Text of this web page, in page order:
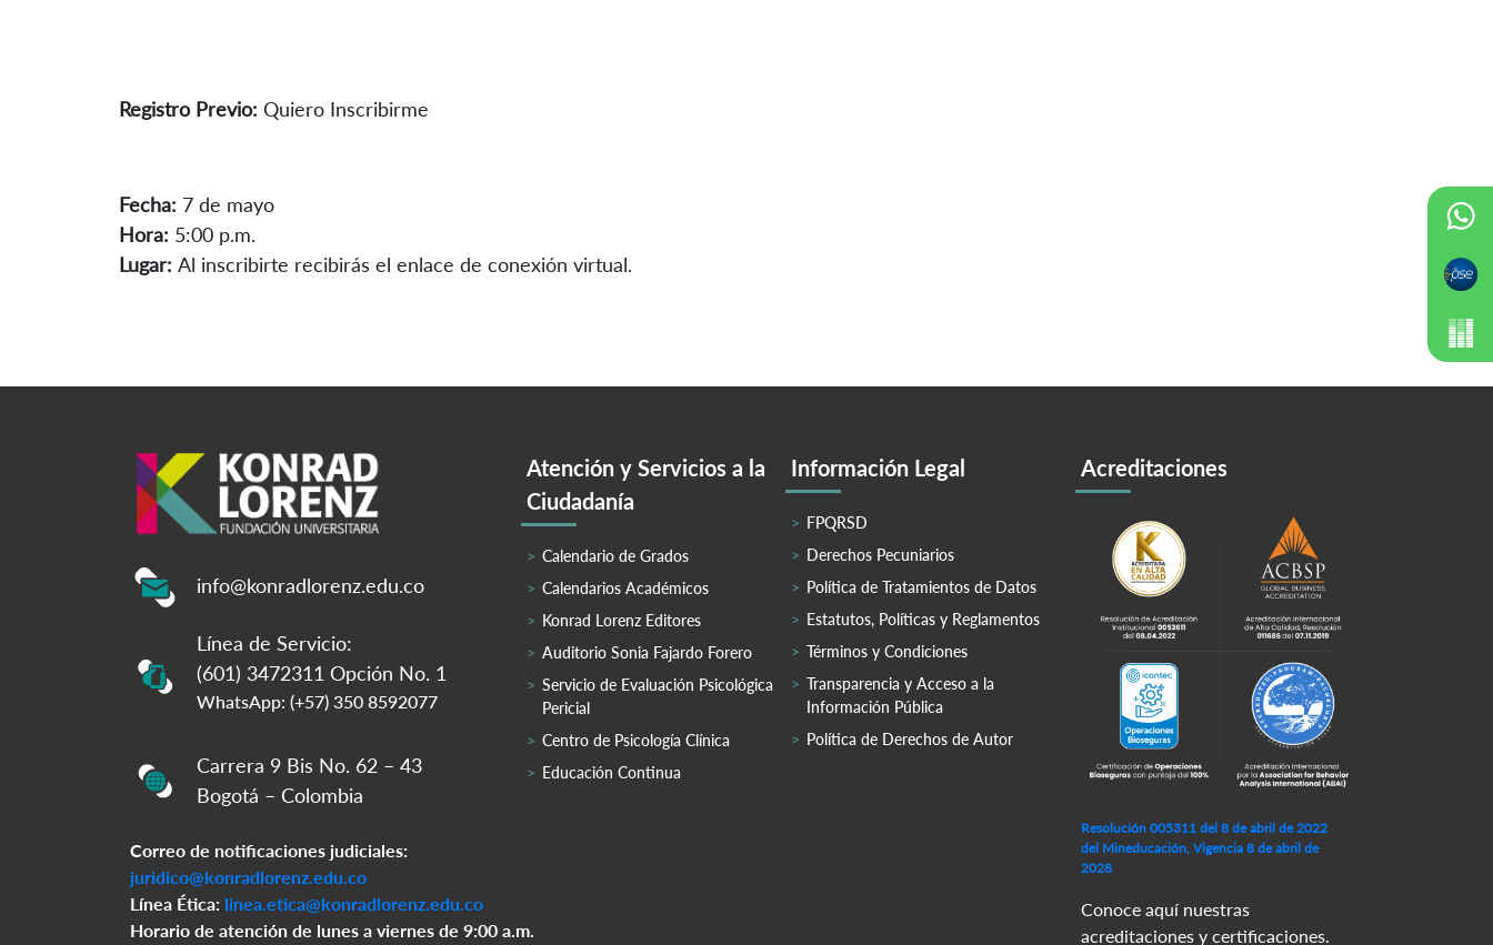
Registro Previo: Quiero Inscribirme
Fecha: 7 de mayo
Hora: 5:00 p.m.
Lugar: Al inscribirte recibirás el enlace de conexión virtual.
info@konradlorenz.edu.co
Línea de Servicio:
(601) 3472311 Opción No. 1
WhatsApp: (+57) 350 8592077
Carrera 9 Bis No. 62 – 43
Bogotá – Colombia
Correo de notificaciones judiciales:
juridico@konradlorenz.edu.co
Línea Ética: linea.etica@konradlorenz.edu.co
Horario de atención de lunes a viernes de 9:00 a.m.
Atención y Servicios a la
Ciudadanía
Calendario de Grados
Calendarios Académicos
Konrad Lorenz Editores
Auditorio Sonia Fajardo Forero
Servicio de Evaluación Psicológica
Pericial
Centro de Psicología Clínica
Educación Continua
Información Legal
FPQRSD
Derechos Pecuniarios
Política de Tratamientos de Datos
Estatutos, Políticas y Reglamentos
Términos y Condiciones
Transparencia y Acceso a la
Información Pública
Política de Derechos de Autor
Acreditaciones
Resolución 005311 del 8 de abril de 2022
del Mineducación, Vigencia 8 de abril de
2028
Conoce aquí nuestras
acreditaciones y certificaciones.